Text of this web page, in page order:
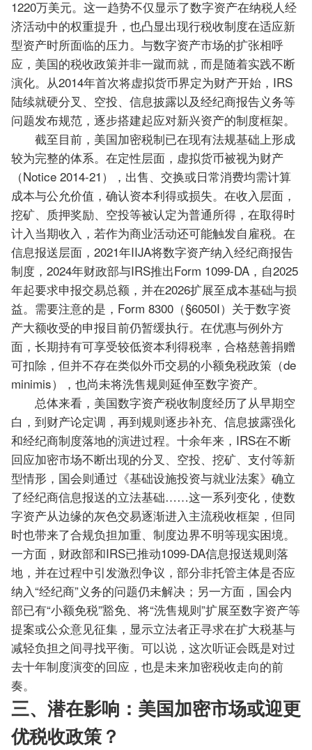
1220万美元。这一趋势不仅显示了数字资产在纳税人经
济活动中的权重提升，也凸显出现行税收制度在适应新
型资产时所面临的压力。与数字资产市场的扩张相呼
应，美国的税收政策并非一蹴而就，而是随着实践不断
演化。从2014年首次将虚拟货币界定为财产开始，IRS
陆续就硬分叉、空投、信息披露以及经纪商报告义务等
问题发布规范，逐步搭建起应对新兴资产的制度框架。
截至目前，美国加密税制已在现有法规基础上形成
较为完整的体系。在定性层面，虚拟货币被视为财产
（Notice 2014-21），出售、交换或日常消费均需计算
成本与公允价值，确认资本利得或损失。在收入层面，
挖矿、质押奖励、空投等被认定为普通所得，在取得时
计入当期收入，若作为商业活动还可能触发自雇税。在
信息报送层面，2021年IIJA将数字资产纳入经纪商报告
制度，2024年财政部与IRS推出Form 1099-DA，自2025
年起要求申报交易总额，并在2026扩展至成本基础与损
益。需要注意的是，Form 8300（§6050I）关于数字资
产大额收受的申报目前仍暂缓执行。在优惠与例外方
面，长期持有可享受较低资本利得税率，合格慈善捐赠
可扣除，但并不存在类似外币交易的小额免税政策（de
minimis），也尚未将洗售规则延伸至数字资产。
总体来看，美国数字资产税收制度经历了从早期空
白，到财产论定调，再到规则逐步补充、信息披露强化
和经纪商制度落地的演进过程。十余年来，IRS在不断
回应加密市场不断出现的分叉、空投、挖矿、支付等新
型情形，国会则通过《基础设施投资与就业法案》确立
了经纪商信息报送的立法基础……这一系列变化，使数
字资产从边缘的灰色交易逐渐进入主流税收框架，但同
时也带来了合规负担加重、制度边界不明等现实困境。
一方面，财政部和IRS已推动1099-DA信息报送规则落
地，并在过程中引发激烈争议，部分非托管主体是否应
纳入“经纪商”义务的问题仍未解决；另一方面，国会内
部已有“小额免税”豁免、将“洗售规则”扩展至数字资产等
提案或公众意见征集，显示立法者正寻求在扩大税基与
减轻负担之间寻找平衡。可以说，这次听证会既是对过
去十年制度演变的回应，也是未来加密税收走向的前
奏。
三、潜在影响：美国加密市场或迎更
优税收政策？